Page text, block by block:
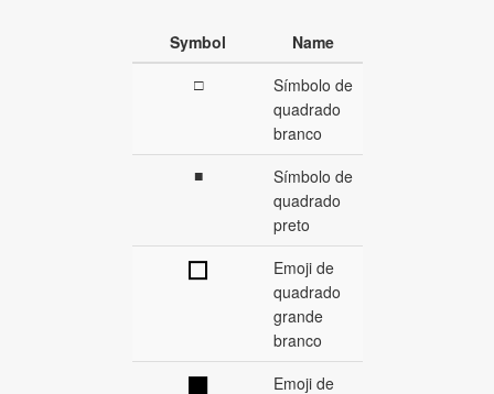
Symbol
Name
□
Símbolo de
quadrado
branco
■
Símbolo de
quadrado
preto
⬜
Emoji de
quadrado
grande
branco
Emoji de